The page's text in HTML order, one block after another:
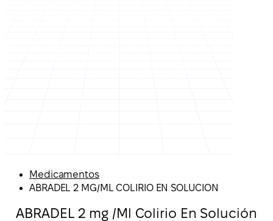
Medicamentos
ABRADEL 2 MG/ML COLIRIO EN SOLUCION
ABRADEL 2 mg /Ml Colirio En Solución